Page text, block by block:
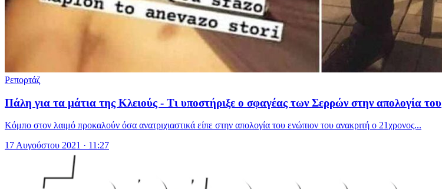
Ρεπορτάζ
Πάλη για τα μάτια της Κλειούς - Τι υποστήριξε ο σφαγέας των Σερρών στην απολογία του
Κόμπο στον λαιμό προκαλούν όσα ανατριχιαστικά είπε στην απολογία του ενώπιον του ανακριτή ο 21χρονος...
17 Αυγούστου 2021 · 11:27